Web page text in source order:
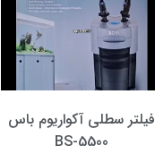
فیلتر سطلی آکواریوم باس
BS-5500